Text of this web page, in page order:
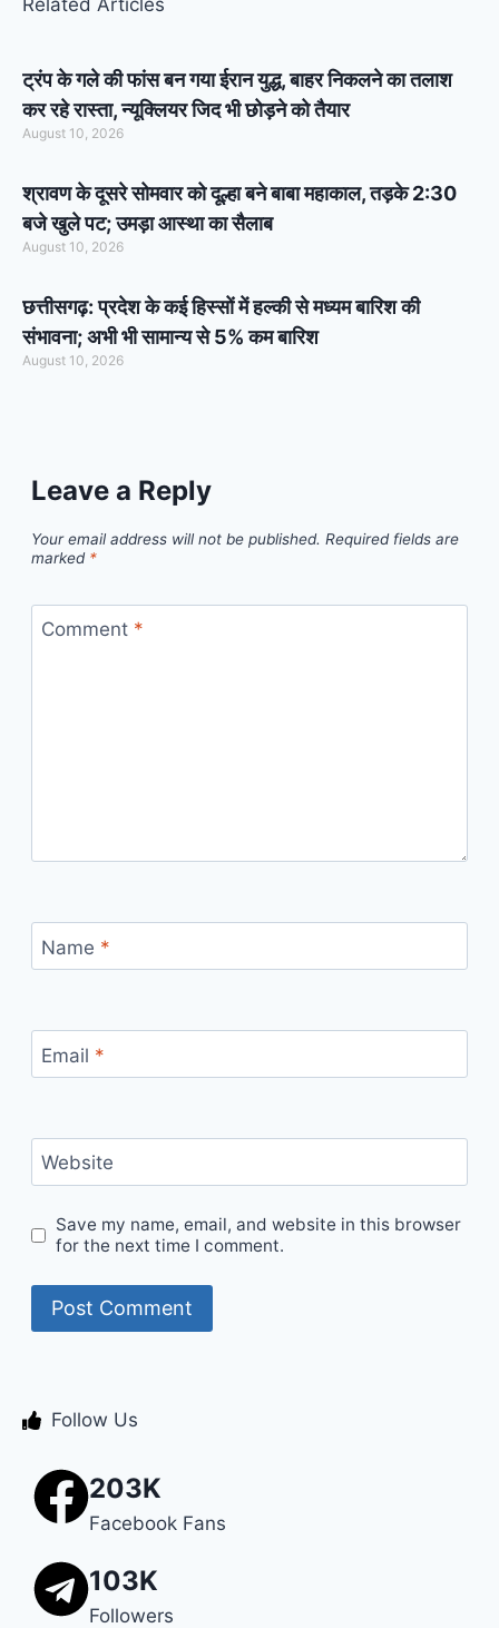
ट्रंप के गले की फांस बन गया ईरान युद्ध, बाहर निकलने का तलाश
कर रहे रास्ता, न्यूक्लियर जिद भी छोड़ने को तैयार
August 10, 2026
श्रावण के दूसरे सोमवार को दूल्हा बने बाबा महाकाल, तड़के 2:30
बजे खुले पट; उमड़ा आस्था का सैलाब
August 10, 2026
छत्तीसगढ़: प्रदेश के कई हिस्सों में हल्की से मध्यम बारिश की
संभावना; अभी भी सामान्य से 5% कम बारिश
August 10, 2026
Leave a Reply
Your email address will not be published. Required fields are
marked *
Comment *
Name *
Email *
Website
Save my name, email, and website in this browser
for the next time I comment.
Follow Us
203K
Facebook Fans
103K
Followers